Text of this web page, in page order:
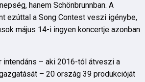
hanem Schönbrunnban. A
ezúttal a Song Contest veszi igénybe,
május 14-i ingyen koncertje azonban
intendáns – aki 2016-tól átveszi a
– 20 ország 39 produkcióját